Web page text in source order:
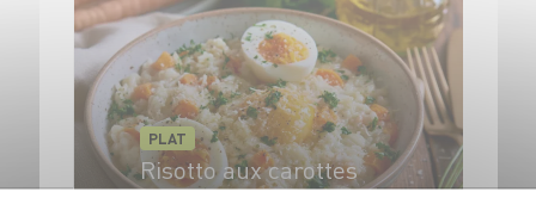
PLAT
Risotto aux carottes